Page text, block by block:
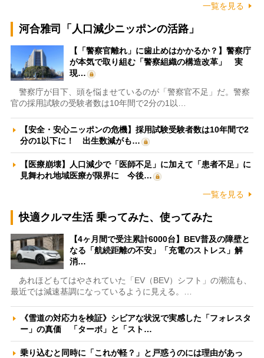
一覧を見る
河合雅司「人口減少ニッポンの活路」
【「警察官離れ」に歯止めはかかるか？】警察庁
が本気で取り組む「警察組織の構造改革」 実
現…
警察庁が目下、頭を悩ませているのが「警察官不足」だ。警察
官の採用試験の受験者数は10年間で2分の1以…
【安全・安心ニッポンの危機】採用試験受験者数は10年間で2
分の1以下に！ 出生数減がも…
【医療崩壊】人口減少で「医師不足」に加えて「患者不足」に
見舞われ地域医療が限界に 今後…
一覧を見る
快適クルマ生活 乗ってみた、使ってみた
【4ヶ月間で受注累計6000台】BEV普及の障壁と
なる「航続距離の不安」「充電のストレス」解
消…
あれほどもてはやされていた「EV（BEV）シフト」の潮流も、
最近では減速基調になっているように見える。…
《雪道の対応力を検証》シビアな状況で実感した「フォレスタ
ー」の真価 「ターボ」と「スト…
乗り込むと同時に「これが軽？」と戸惑うのには理由があっ